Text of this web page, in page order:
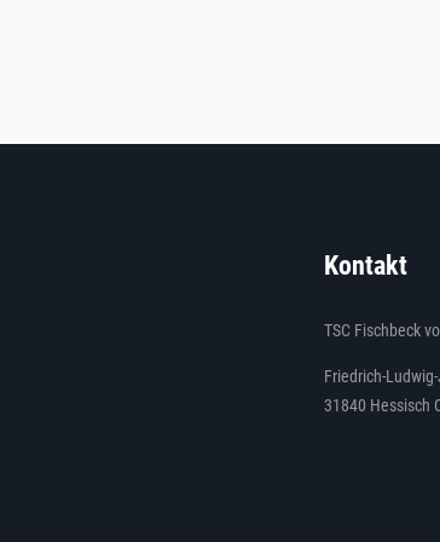
Kontakt
TSC Fischbeck
Friedrich-
31840 Hessisch